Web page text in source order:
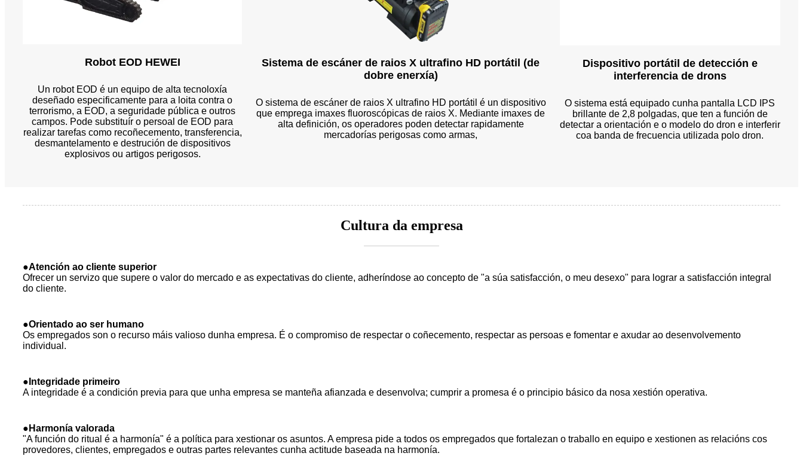
Robot EOD HEWEI
Un robot EOD é un equipo de alta tecnoloxía
deseñado especificamente para a loita contra o
terrorismo, a EOD, a seguridade pública e outros
campos. Pode substituír o persoal de EOD para
realizar tarefas como recoñecemento, transferencia,
desmantelamento e destrución de dispositivos
explosivos ou artigos perigosos.
Sistema de escáner de raios X ultrafino HD portátil (de
dobre enerxía)
O sistema de escáner de raios X ultrafino HD portátil é un dispositivo
que emprega imaxes fluoroscópicas de raios X. Mediante imaxes de
alta definición, os operadores poden detectar rapidamente
mercadorías perigosas como armas,
Dispositivo portátil de detección e
interferencia de drons
O sistema está equipado cunha pantalla LCD IPS
brillante de 2,8 polgadas, que ten a función de
detectar a orientación e o modelo do dron e interferir
coa banda de frecuencia utilizada polo dron.
Cultura da empresa
●Atención ao cliente superior
Ofrecer un servizo que supere o valor do mercado e as expectativas do cliente, adheríndose ao concepto de "a súa satisfacción, o meu desexo" para lograr a satisfacción integral
do cliente.
●Orientado ao ser humano
Os empregados son o recurso máis valioso dunha empresa. É o compromiso de respectar o coñecemento, respectar as persoas e fomentar e axudar ao desenvolvemento
individual.
● Integridade primeiro
A integridade é a condición previa para que unha empresa se manteña afianzada e desenvolva; cumprir a promesa é o principio básico da nosa xestión operativa.
● Harmonía valorada
"A función do ritual é a harmonía" é a política para xestionar os asuntos. A empresa pide a todos os empregados que fortalezan o traballo en equipo e xestionen as relacións cos
provedores, clientes, empregados e outras partes relevantes cunha actitude baseada na harmonía.